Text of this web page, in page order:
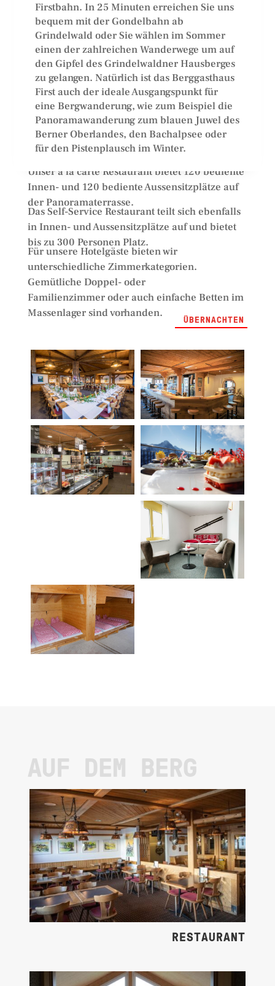
Firstbahn. In 25 Minuten erreichen Sie uns
bequem mit der Gondelbahn ab
Grindelwald oder Sie wählen im Sommer
einen der zahlreichen Wanderwege um auf
den Gipfel des Grindelwaldner Hausberges
zu gelangen. Natürlich ist das Berggasthaus
First auch der ideale Ausgangspunkt für
eine Bergwanderung, wie zum Beispiel die
Panoramawanderung zum blauen Juwel des
Berner Oberlandes, den Bachalpsee oder
für den Pistenplausch im Winter.
Unser à la carte Restaurant bietet 120 bediente
Innen- und 120 bediente Aussensitzplätze auf
der Panoramaterrasse.
Das Self-Service Restaurant teilt sich ebenfalls
in Innen- und Aussensitzplätze auf und bietet
bis zu 300 Personen Platz.
Für unsere Hotelgäste bieten wir
unterschiedliche Zimmerkategorien.
Gemütliche Doppel- oder
Familienzimmer oder auch einfache Betten im
Massenlager sind vorhanden.
ÜBERNACHTEN
AUF DEM BERG
RESTAURANT